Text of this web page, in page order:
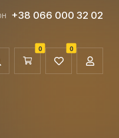
+38 066 000 32 02
0 0